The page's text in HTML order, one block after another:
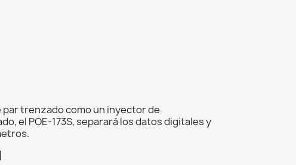
par trenzado como un inyector de
el POE-173S, separará los datos digitales y